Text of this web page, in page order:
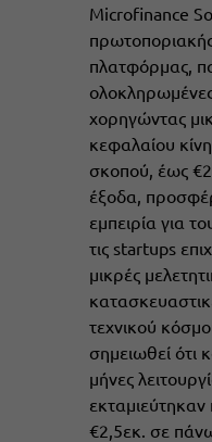
Microfinance
πλατφόρμας,
χορηγώντας
κεφαλαίου
σκοπού, έως
έξοδα,
εμπειρία για
τις startups
μικρές
τεχνικού
σημειωθεί ότι
μήνες
€2,5εκ. σε